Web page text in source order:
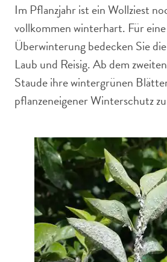
Im Pflanzjahr ist ein Wollziest
vollkommen winterhart. Für
Überwinterung bedecken Sie
Laub und Reisig. Ab dem
Staude ihre wintergrünen
pflanzeneigener Winterschutz